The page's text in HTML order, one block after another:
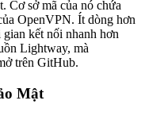
Cơ sở mã của nó chứa
OpenVPN. Ít dòng hơn
kết nối nhanh hơn
Lightway, mà
trên GitHub.
Mật